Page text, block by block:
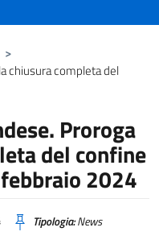
>
chiusura completa del
Proroga
del confine
2024
Tipologia:News